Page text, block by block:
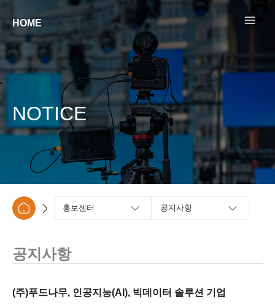
건너뛰기
HOME
NOTICE
홍보센터 공지사항
공지사항
(주)푸드나무, 인공지능(AI), 빅데이터 솔루션 기업